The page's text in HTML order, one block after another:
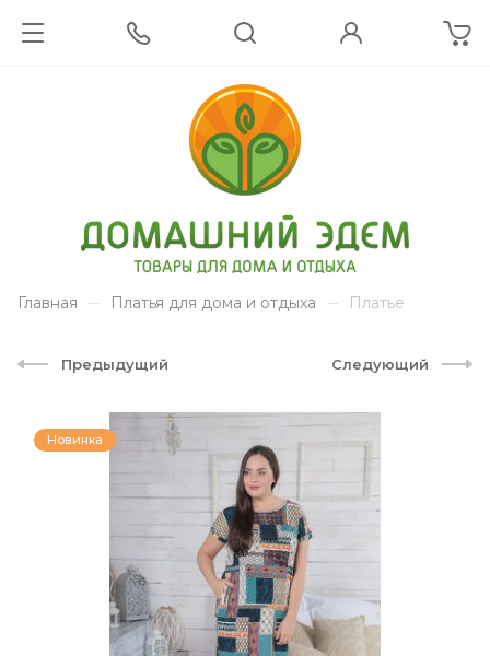
Главная Платья для дома и отдыха Платье
Предыдущий Следующий
Новинка